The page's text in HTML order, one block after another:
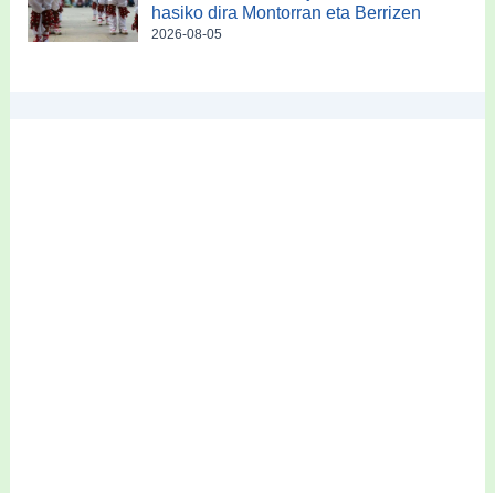
hasiko dira Montorran eta Berrizen
2026-08-05